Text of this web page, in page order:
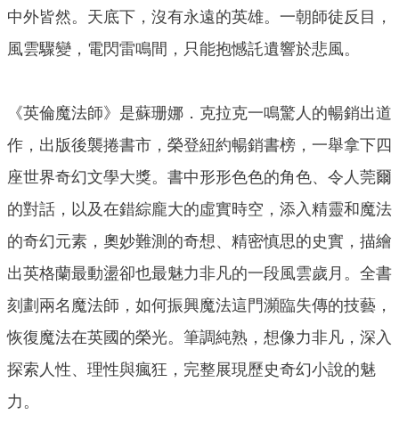
中外皆然。天底下，沒有永遠的英雄。一朝師徒反目，
風雲驟變，電閃雷鳴間，只能抱憾託遺響於悲風。
《英倫魔法師》是蘇珊娜．克拉克一鳴驚人的暢銷出道
作，出版後襲捲書市，榮登紐約暢銷書榜，一舉拿下四
座世界奇幻文學大獎。書中形形色色的角色、令人莞爾
的對話，以及在錯綜龐大的虛實時空，添入精靈和魔法
的奇幻元素，奧妙難測的奇想、精密慎思的史實，描繪
出英格蘭最動盪卻也最魅力非凡的一段風雲歲月。全書
刻劃兩名魔法師，如何振興魔法這門瀕臨失傳的技藝，
恢復魔法在英國的榮光。筆調純熟，想像力非凡，深入
探索人性、理性與瘋狂，完整展現歷史奇幻小說的魅
力。